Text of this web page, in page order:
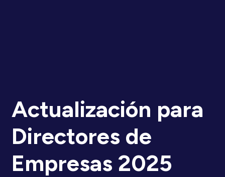
Actualización para
Directores de
Empresas 2025